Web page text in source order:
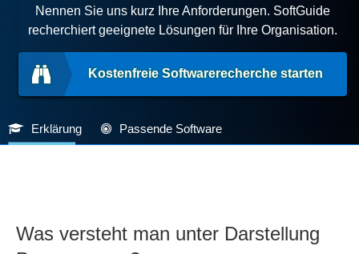
Nennen Sie uns kurz Ihre Anforderungen. SoftGuide
recherchiert geeignete Lösungen für Ihre Organisation.
Kostenfreie Softwarerecherche starten
Erklärung Passende Software
Was versteht man unter Darstellung